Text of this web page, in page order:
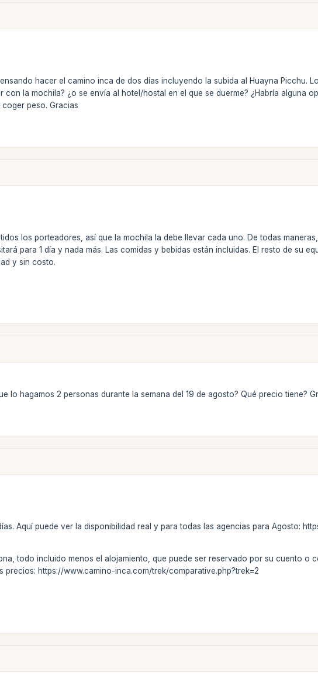
hacer el camino inca de dos días incluyendo la subida al Huayna Picchu.
con la mochila? ¿o se envía al hotel/hostal en el que se duerme? ¿Habría alguna
peso. Gracias
los porteadores, así que la mochila la debe llevar cada uno. De todas
para 1 día y nada más. Las comidas y bebidas están incluidas. El resto de su
y sin costo.
lo hagamos 2 personas durante la semana del 19 de agosto? Qué precio tiene?
Aquí puede ver la disponibilidad real y para todas las agencias para Agosto:
todo incluido menos el alojamiento, que puede ser reservado por su cuento o
precios: https://www.camino-inca.com/trek/comparative.php?trek=2